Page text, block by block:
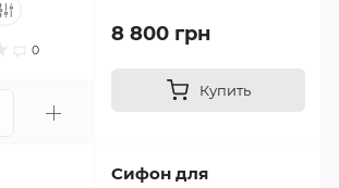
0
8 800 грн
Купить
Сифон для